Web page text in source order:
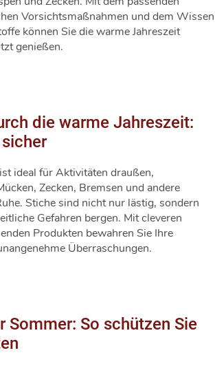
Vorsichtsmaßnahmen und dem Wissen
können Sie die warme Jahreszeit
genießen.
die warme Jahreszeit:
ideal für Aktivitäten draußen,
Zecken, Bremsen und andere
Stiche sind nicht nur lästig, sondern
Gefahren bergen. Mit cleveren
Produkten bewahren Sie Ihre
Überraschungen.
Sommer: So schützen Sie